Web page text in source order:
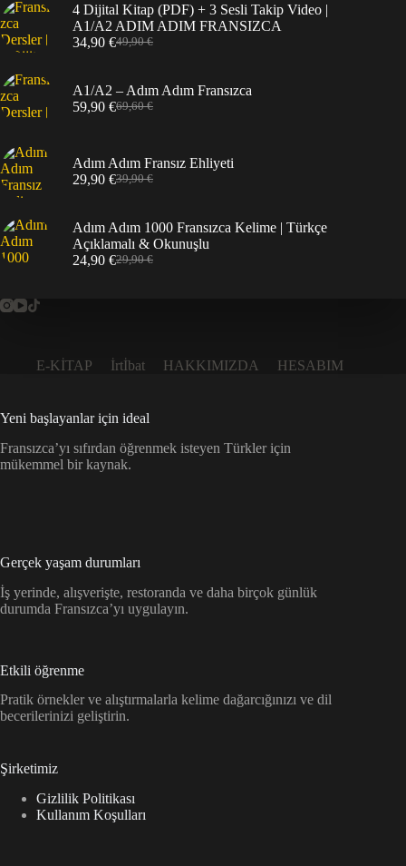
4 Dijital Kitap (PDF) + 3 Sesli Takip Video |
A1/A2 ADIM ADIM FRANSIZCA
49,90€
Orijinal
34,90 €Şu
34,90 €.
A1/A2 – Adım Adım Fransızca
69,60€
Orijinal
59,90 €Şu
59,90 €.
Adım Adım Fransız Ehliyeti
39,90€
Orijinal
29,90 €Şu
29,90 €.
Adım Adım 1000 Fransızca Kelime | Türkçe
Açıklamalı & Okunuşlu
29,90€
Orijinal
24,90 €Şu
E-KİTAP İrtİbat HAKKIMIZDA HESABIM
Yeni başlayanlar için ideal
Fransızca’yı sıfırdan öğrenmek isteyen Türkler için
mükemmel bir kaynak.
Gerçek yaşam durumları
İş yerinde, alışverişte, restoranda ve daha birçok günlük
durumda Fransızca’yı uygulayın.
Etkili öğrenme
Pratik örnekler ve alıştırmalarla kelime dağarcığınızı ve dil
becerilerinizi geliştirin.
Şirketimiz
Gizlilik Politikası
Kullanım Koşulları